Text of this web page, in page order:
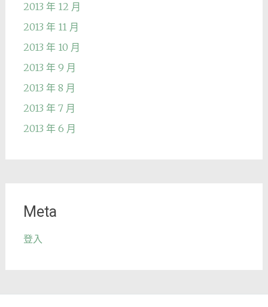
2013 年 12 月
2013 年 11 月
2013 年 10 月
2013 年 9 月
2013 年 8 月
2013 年 7 月
2013 年 6 月
Meta
登入